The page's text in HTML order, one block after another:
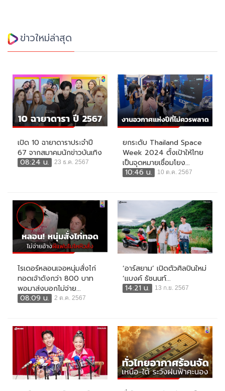
ข่าวใหม่ล่าสุด
เปิด 10 ฉายาดาราประจำปี
67 จากสมาคมนักข่าวบันเทิง
08:24 น.
23 ธ.ค. 2567
ยกระดับ Thailand Space
Week 2024 ตั้งเป้าให้ไทย
เป็นจุดหมายเชื่อมโยง...
10:46 น.
10 ต.ค. 2567
ไรเดอร์หลอนเจอหนุ่มสั่งไก่
ทอดเจ้าดังกว่า 800 บาท
พอมาส่งบอกไม่จ่าย...
08:09 น.
2 ต.ค. 2567
‘อาร์สยาม’ เปิดตัวศิลปินใหม่
‘แบงค์ ธัชนนท์...
14:21 น.
13 ก.ย. 2567